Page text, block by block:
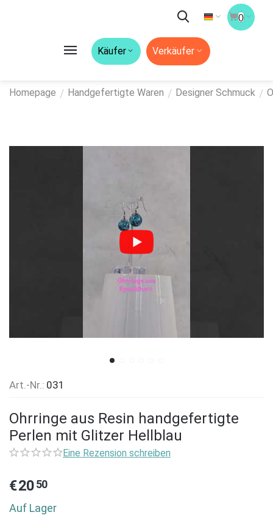
0
Käufer Verkäufer
Homepage / Handgefertigte Waren / Designer Schmuck /
Art.-Nr.: 031
​Ohrringe aus Resin handgefertigte
Perlen mit Glitzer Hellblau
Eine Rezension schreiben
€2050
Auf Lager